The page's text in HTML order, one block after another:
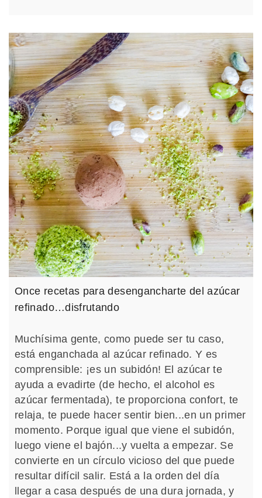
Once recetas para desengancharte del azúcar
refinado…disfrutando
Muchísima gente, como puede ser tu caso,
está enganchada al azúcar refinado. Y es
comprensible: ¡es un subidón! El azúcar te
ayuda a evadirte (de hecho, el alcohol es
azúcar fermentada), te proporciona confort, te
relaja, te puede hacer sentir bien...en un primer
momento. Porque igual que viene el subidón,
luego viene el bajón...y vuelta a empezar. Se
convierte en un círculo vicioso del que puede
resultar difícil salir. Está a la orden del día
llegar a casa después de una dura jornada, y